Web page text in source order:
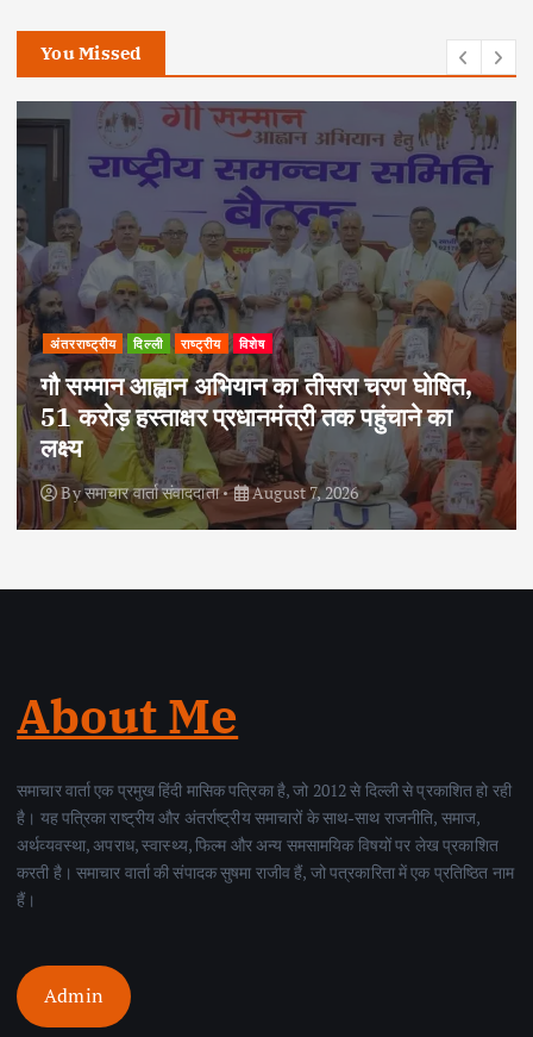
You Missed
का
अपराध दिल्ली राष्ट्रीय
दोहरे हत्याकांड का वांछित आरोपी क्राइम
हत्थे चढ़ा, नौ आपराधिक मामलों में रहा है
Byसमाचार वार्ता संवाददाता August 6, 2026
About Me
समाचार वार्ता एक प्रमुख हिंदी मासिक पत्रिका है, जो 2012 से दिल्ली से प्रकाशित हो रही
है। यह पत्रिका राष्ट्रीय और अंतर्राष्ट्रीय समाचारों के साथ-साथ राजनीति, समाज,
अर्थव्यवस्था, अपराध, स्वास्थ्य, फिल्म और अन्य समसामयिक विषयों पर लेख प्रकाशित
करती है। समाचार वार्ता की संपादक सुषमा राजीव हैं, जो पत्रकारिता में एक प्रतिष्ठित नाम
हैं।
Admin